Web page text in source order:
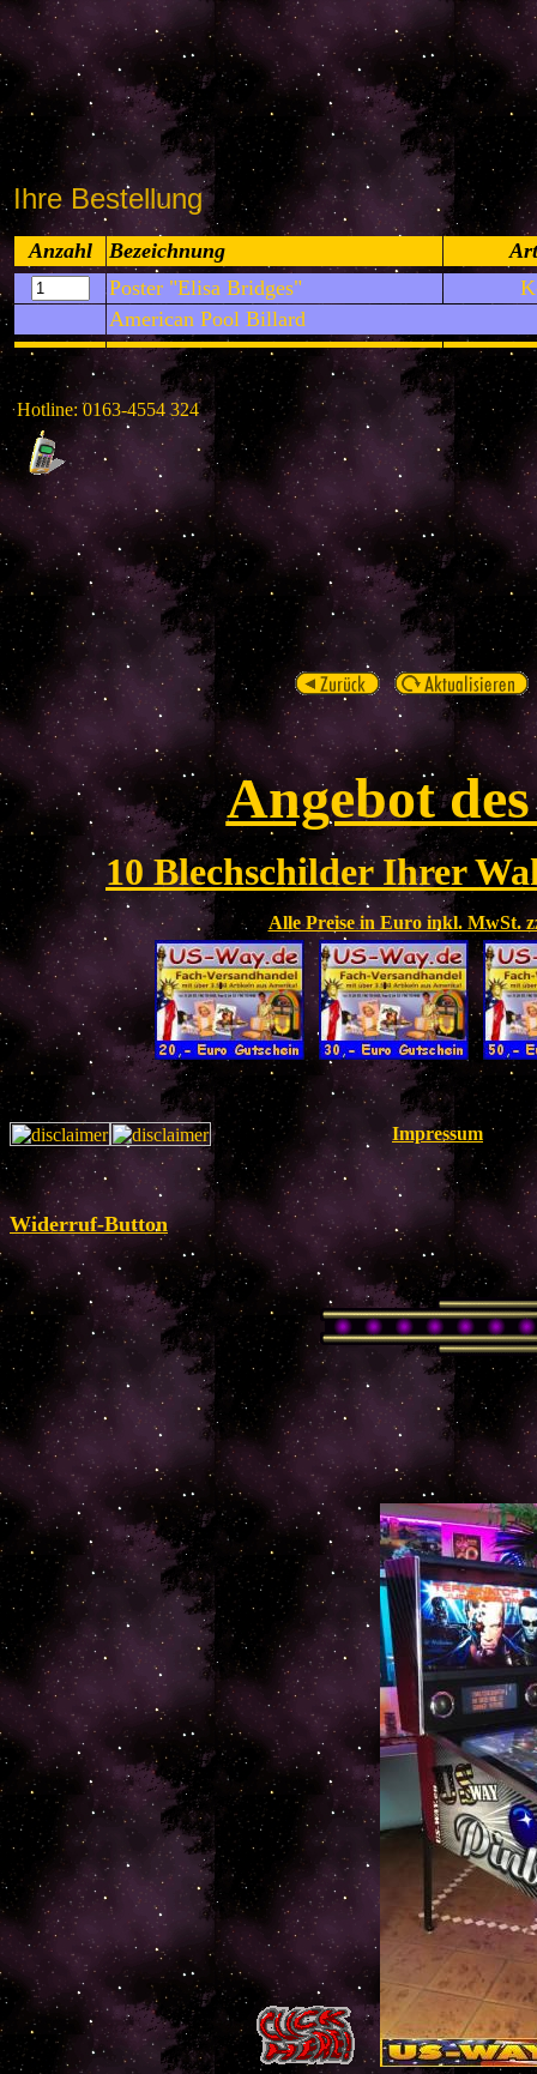
Ihre Bestellung
Anzahl Bezeichnung
Poster "Elisa Bridges"
American Pool Billard
Hotline: 0163-4554 324
Angebot
10 Blechschilder Ihrer
Alle Preise in Euro inkl. MwSt.
Impressum
Widerruf-Button